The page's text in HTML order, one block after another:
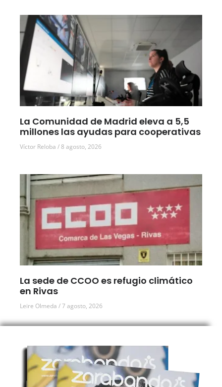
La Comunidad de Madrid eleva a 5,5
millones las ayudas para cooperativas
Víctor Reloba 8 agosto, 2026
La sede de CCOO es refugio climático
en Rivas
Leire Olmeda 7 agosto, 2026